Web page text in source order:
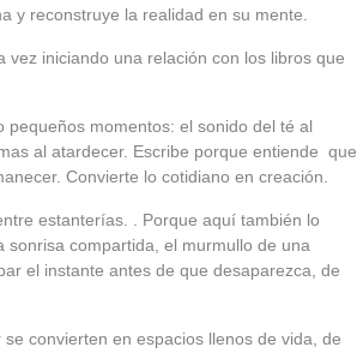
y reconstruye la realidad en su mente.
iniciando una relación con los libros que
momentos: el sonido del té al
al atardecer. Escribe porque entiende que
Convierte lo cotidiano en creación.
estanterías. . Porque aquí también lo
compartida, el murmullo de una
el instante antes de que desaparezca, de
convierten en espacios llenos de vida, de